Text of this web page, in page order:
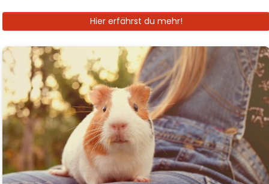
Hier erfährst du mehr!